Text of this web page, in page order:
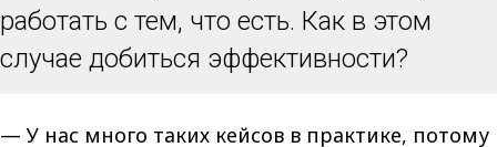
работать с тем, что есть. Как в этом
случае добиться эффективности?
— У нас много таких кейсов в практике, потому